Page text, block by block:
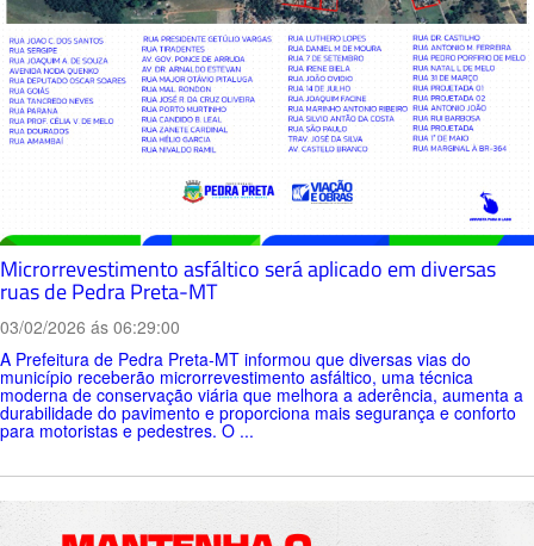
Microrrevestimento asfáltico será aplicado em diversas
ruas de Pedra Preta-MT
03/02/2026 ás 06:29:00
A Prefeitura de Pedra Preta-MT informou que diversas vias do
município receberão microrrevestimento asfáltico, uma técnica
moderna de conservação viária que melhora a aderência, aumenta a
durabilidade do pavimento e proporciona mais segurança e conforto
para motoristas e pedestres. O ...